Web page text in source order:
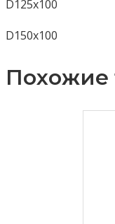
D125x100
D150x100
Похожие